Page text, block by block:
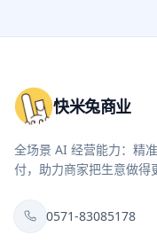
快米兔商业
全场景 AI 经营能力：精
付，助力商家把生意做得
0571-83085178